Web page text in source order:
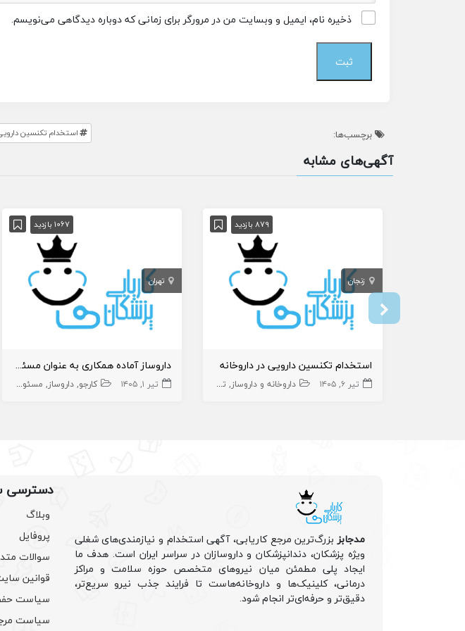
ذخیره نام، ایمیل و وبسایت من در مرورگر برای زمانی که دوباره دیدگاهی می‌نویسم.
برچسب‌ها: استخدام تکنسین
آگهی‌های مشابه
879 بازدید
زنجان
استخدام‌ تکنسین دارویی در داروخانه
تیر ۶, ۱۴۰۵ داروخانه و داروساز تکنسین دارویی
1067 بازدید
تهران
داروساز آماده همکاری به عنوان مسئول فنی در تهران
تیر ۱, ۱۴۰۵ کارجو داروساز مسئول فنی داروخانه
مدجابزبزرگ‌ترین مرجع کاریابی، آگهی استخدام و نیازمندی‌های شغلی
ویژه پزشکان، دندانپزشکان و داروسازان در سراسر ایران است. هدف ما
ایجاد پلی مطمئن میان نیروهای متخصص حوزه سلامت و مراکز
درمانی، کلینیک‌ها و داروخانه‌هاست تا فرایند جذب نیرو سریع‌تر،
دقیق‌تر و حرفه‌ای‌تر انجام شود.
دسترسی
وبلاگ
پروفایل
سوالات
قوانین
سیاست
سیاست